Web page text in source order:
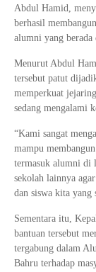
Abdul Hamid,
berhasil
alumni yang
Menurut Abdul
tersebut patut
memperkuat
sedang mengalami
“Kami sangat
mampu
termasuk alumni di
sekolah lainnya
dan siswa kita yang
Sementara itu,
bantuan tersebut
tergabung dalam
Bahru terhadap